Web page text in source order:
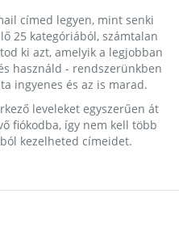
címed legyen, mint senki
25 kategóriából, számtalan
ki azt, amelyik a legjobban
használd - rendszerünkben
ingyenes és az is marad.
leveleket egyszerűen át
fiókodba, így nem kell több
kezelheted címeidet.